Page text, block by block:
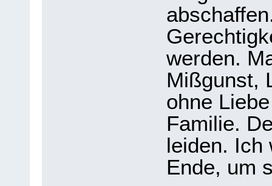
werden.
Mißgunst,
ohne
Familie.
leiden. Ich
Ende, um